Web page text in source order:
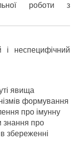
роботи з
неспецифічний
явища
формування
про імунну
знання про
збереженні